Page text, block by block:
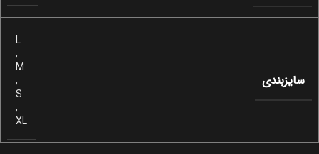
سایزبندی
L
,
M
,
S
,
XL